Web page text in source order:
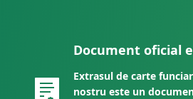
Document oficial
Extrasul de carte
nostru este un